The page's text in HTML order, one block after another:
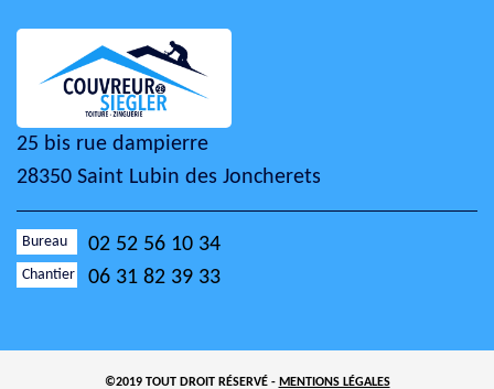
25 bis rue dampierre
28350 Saint Lubin des Joncherets
Bureau 02 52 56 10 34
Chantier 06 31 82 39 33
©2019 TOUT DROIT RÉSERVÉ - MENTIONS LÉGALES